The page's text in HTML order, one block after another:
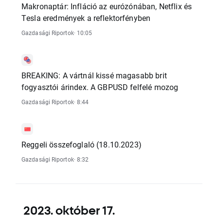
Makronaptár: Infláció az eurózónában, Netflix és
Tesla eredmények a reflektorfényben
Gazdasági Riportok· 10:05
BREAKING: A vártnál kissé magasabb brit
fogyasztói árindex. A GBPUSD felfelé mozog
Gazdasági Riportok· 8:44
Reggeli összefoglaló (18.10.2023)
Gazdasági Riportok· 8:32
2023. október 17.